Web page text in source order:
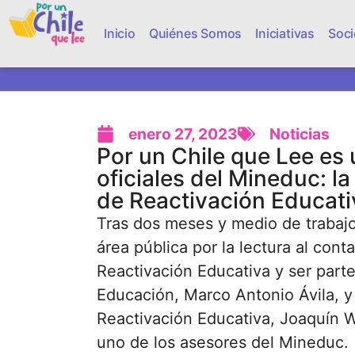
Inicio Quiénes Somos Iniciativas
enero 27, 2023 Noticias
Por un Chile que Lee
oficiales del Mineduc:
de Reactivación
Tras dos meses y medio de
área pública por la lectura al
Reactivación Educativa y ser
Educación, Marco Antonio Ávila,
Reactivación Educativa, Joaquín
uno de los asesores del Mineduc.